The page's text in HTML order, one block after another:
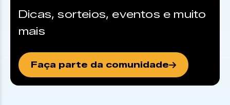
Dicas, sorteios, eventos e muito
mais
Faça parte da comunidade